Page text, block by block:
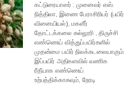
கட்டுரையாளர் : முனைவர் எஸ்.
நித்திலா, இணை பேராசிரியர் (பயிர்
வினையியல்), மகளீர்
தோட்டக்கலை கல்லூரி , திருச்சி
எண்ணெய் வித்துப்பயிர்களில்
முதன்மை பயிர் நிலக்கடலையாகும்.
இப்பயிர் அதிகளவில் வணிக
ரீதீயாக எண்ணெய்
உற்பத்திக்காகவும், நேரடி